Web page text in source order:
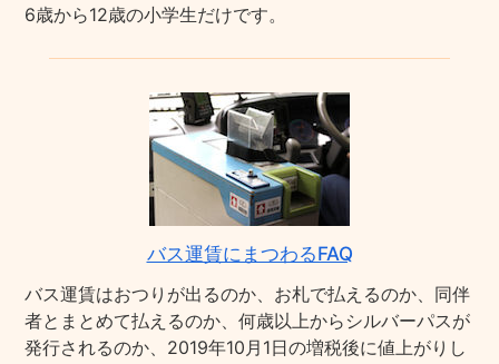
6歳から12歳の小学生だけです。
バス運賃にまつわるFAQ
バス運賃はおつりが出るのか、お札で払えるのか、同伴
者とまとめて払えるのか、何歳以上からシルバーパスが
発行されるのか、2019年10月1日の増税後に値上がりし